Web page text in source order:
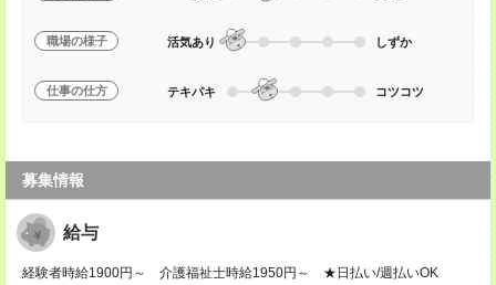
職場の様子 活気あり しずか
仕事の仕方 テキパキ コツコツ
募集情報
給与
経験者時給1900円～ 介護福祉士時給1950円～ ★日払い/週払いOK